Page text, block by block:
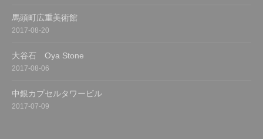
馬頭町広重美術館
2017-08-20
大谷石 Oya Stone
2017-08-06
中銀カプセルタワービル
2017-07-09